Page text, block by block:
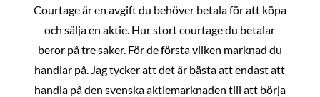
Courtage är en avgift du behöver betala för att köpa
och sälja en aktie. Hur stort courtage du betalar
beror på tre saker. För de första vilken marknad du
handlar på. Jag tycker att det är bästa att endast att
handla på den svenska aktiemarknaden till att börja